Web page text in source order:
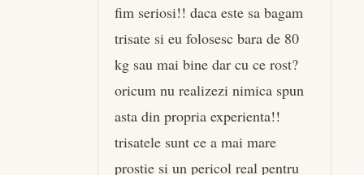
fim seriosi!! daca este sa bagam
trisate si eu folosesc bara de 80
kg sau mai bine dar cu ce rost?
oricum nu realizezi nimica spun
asta din propria experienta!!
trisatele sunt ce a mai mare
prostie si un pericol real pentru